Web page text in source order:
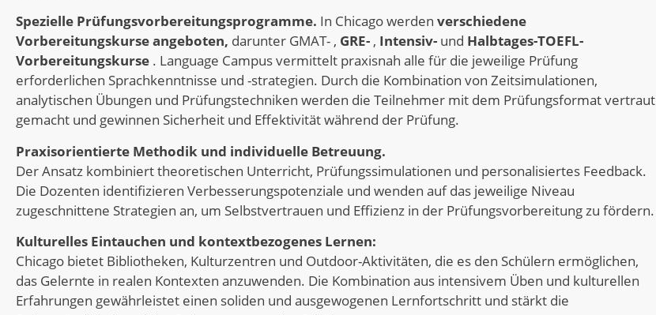
Spezielle Prüfungsvorbereitungsprogramme. In Chicago werden verschiedene
Vorbereitungskurse angeboten, darunter GMAT- , GRE- , Intensiv- und Halbtages-TOEFL-
Vorbereitungskurse . Language Campus vermittelt praxisnah alle für die jeweilige Prüfung
erforderlichen Sprachkenntnisse und -strategien. Durch die Kombination von Zeitsimulationen,
analytischen Übungen und Prüfungstechniken werden die Teilnehmer mit dem Prüfungsformat vertraut
gemacht und gewinnen Sicherheit und Effektivität während der Prüfung.
Praxisorientierte Methodik und individuelle Betreuung.
Der Ansatz kombiniert theoretischen Unterricht, Prüfungssimulationen und personalisiertes Feedback.
Die Dozenten identifizieren Verbesserungspotenziale und wenden auf das jeweilige Niveau
zugeschnittene Strategien an, um Selbstvertrauen und Effizienz in der Prüfungsvorbereitung zu fördern.
Kulturelles Eintauchen und kontextbezogenes Lernen:
Chicago bietet Bibliotheken, Kulturzentren und Outdoor-Aktivitäten, die es den Schülern ermöglichen,
das Gelernte in realen Kontexten anzuwenden. Die Kombination aus intensivem Üben und kulturellen
Erfahrungen gewährleistet einen soliden und ausgewogenen Lernfortschritt und stärkt die